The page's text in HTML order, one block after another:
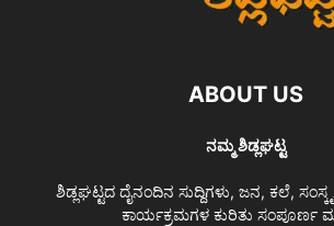
ABOUT US
ನಮ್ಮ ಶಿಡ್ಲಘಟ್ಟ
ಶಿಡ್ಲಘಟ್ಟದ ದೈನಂದಿನ ಸುದ್ದಿಗಳು, ಜನ, ಕಲೆ,
ಕಾರ್ಯಕ್ರಮಗಳ ಕುರಿತು ಸಂಪೂರ್ಣ